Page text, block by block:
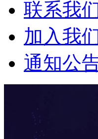
联系我
加入我
通知公